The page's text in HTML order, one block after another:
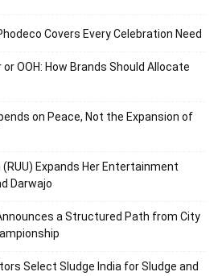
Covers Every Celebration Need
OOH: How Brands Should Allocate
on Peace, Not the Expansion of
Expands Her Entertainment
Darwajo
a Structured Path from City
Select Sludge India for Sludge and